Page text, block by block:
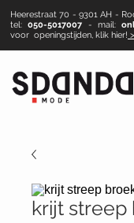
Heerestraat 70 - 9301 AH -
tel:050-5017007 - mail:
voor openingstijden, klik hier!
krijt streep